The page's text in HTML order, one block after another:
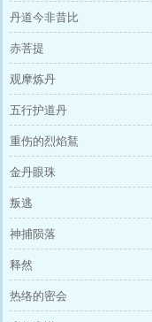
丹道今非昔比
赤菩提
观摩炼丹
五行护道丹
重伤的烈焰鵟
金丹眼珠
叛逃
神捕陨落
释然
热络的密会